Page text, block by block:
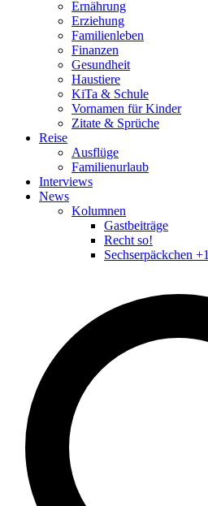
Ernährung
Erziehung
Familienleben
Finanzen
Gesundheit
Haustiere
KiTa & Schule
Vornamen für Kinder
Zitate & Sprüche
Reise
Ausflüge
Familienurlaub
Interviews
News
Kolumnen
Gastbeiträge
Recht so!
Sechserpäckchen +1